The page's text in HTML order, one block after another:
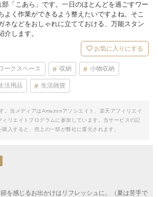
「こあら」です。一日のほとんどを過ごすワー
よく作業ができるよう整えたいですよね。そこ
ネなどをおしゃれに立てておける、万能スタン
介します。
お気に入りにする
ークスペース 収納 小物収納
活用品 生活雑貨
。当メディアはAmazonアソシエイト、楽天アフィリエイ
ィリエイトプログラムに参加しています。当サービスの記
入すると、売上の一部が弊社に還元されます。
を感じるお出かけはリフレッシュに。（夏は苦手で